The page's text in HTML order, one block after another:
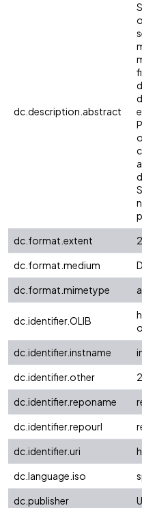
dc.description.abstract
dc.format.extent
dc.format.medium
dc.format.mimetype
dc.identifier.OLIB
dc.identifier.instname
dc.identifier.other
dc.identifier.reponame
dc.identifier.repourl
dc.identifier.uri
dc.language.iso
dc.publisher